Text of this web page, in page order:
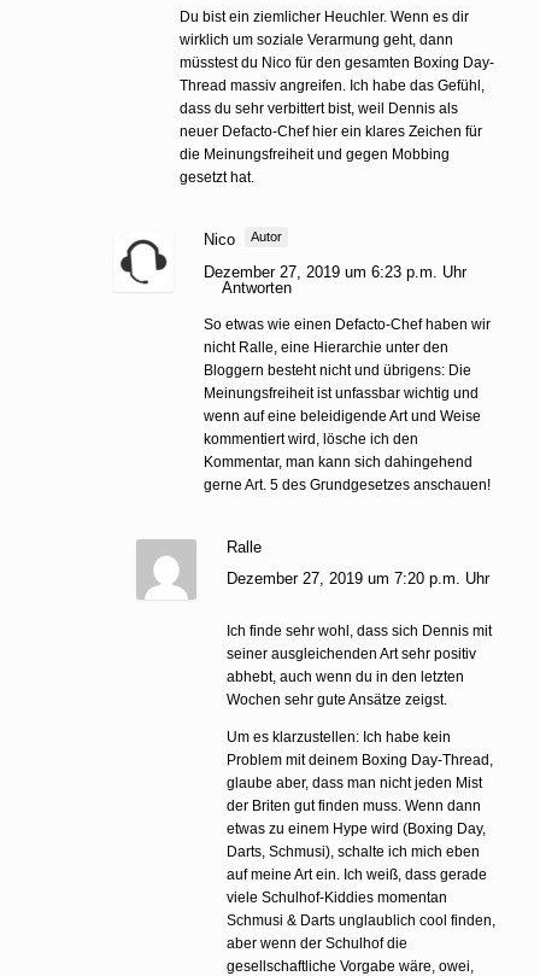
Du bist ein ziemlicher Heuchler. Wenn es dir
wirklich um soziale Verarmung geht, dann
müsstest du Nico für den gesamten Boxing Day-
Thread massiv angreifen. Ich habe das Gefühl,
dass du sehr verbittert bist, weil Dennis als
neuer Defacto-Chef hier ein klares Zeichen für
die Meinungsfreiheit und gegen Mobbing
gesetzt hat.
Nico Autor
Dezember 27, 2019 um 6:23 p.m. Uhr
Antworten
So etwas wie einen Defacto-Chef haben wir
nicht Ralle, eine Hierarchie unter den
Bloggern besteht nicht und übrigens: Die
Meinungsfreiheit ist unfassbar wichtig und
wenn auf eine beleidigende Art und Weise
kommentiert wird, lösche ich den
Kommentar, man kann sich dahingehend
gerne Art. 5 des Grundgesetzes anschauen!
Ralle
Dezember 27, 2019 um 7:20 p.m. Uhr
Ich finde sehr wohl, dass sich Dennis mit
seiner ausgleichenden Art sehr positiv
abhebt, auch wenn du in den letzten
Wochen sehr gute Ansätze zeigst.
Um es klarzustellen: Ich habe kein
Problem mit deinem Boxing Day-Thread,
glaube aber, dass man nicht jeden Mist
der Briten gut finden muss. Wenn dann
etwas zu einem Hype wird (Boxing Day,
Darts, Schmusi), schalte ich mich eben
auf meine Art ein. Ich weiß, dass gerade
viele Schulhof-Kiddies momentan
Schmusi & Darts unglaublich cool finden,
aber wenn der Schulhof die
gesellschaftliche Vorgabe wäre, owei,